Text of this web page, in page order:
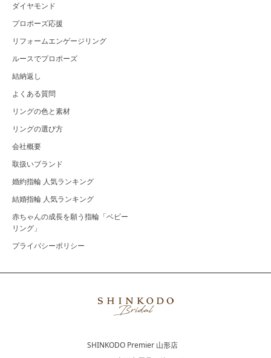
ダイヤモンド
プロポーズ応援
リフォームエンゲージリング
ルースでプロポーズ
結納返し
よくある質問
リングの色と素材
リングの選び方
会社概要
取扱いブランド
婚約指輪 人気ランキング
結婚指輪 人気ランキング
赤ちゃんの成長を願う指輪「ベビー
リング」
プライバシーポリシー
SHINKODO Premier 山形店